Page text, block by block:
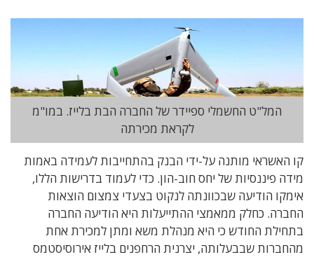
המל"ט החשמלי ספיידר של החברה הבת בלייז. במו"מ
לקראת מכירתה
קו האשראי מותנה על-ידי הבנק בהתחייבות לעמידה באמות
מידה פיננסיות של יחס חוב-הון. כדי לעמוד בדרישות הללו,
אימקו הודיעה שבכוונתה לנקוט בצעדי צמצום הוצאות
החברה. כחלק ממאמצי ההתייעלות היא הודיעה החברה
בתחילת החודש כי היא מנהלת משא ומתן למכירת אחת
מהחברות שבבעלותה, יצרנית הרחפנים בלייז אירוסיסטמס